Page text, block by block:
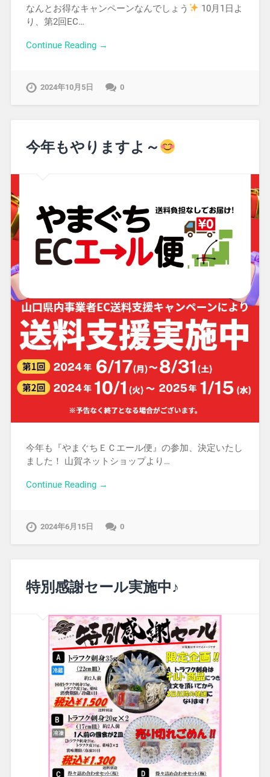
なんとお得なキャンペーンなんでしょう
10月1日よ
り、第2回EC…
Continue Reading →
2024年10月5日 0
今年もやりますよ～
今年も『やまぐちＥＣエール便』の参加、決定いたし
ました！ 山賀ネットショップより…
Continue Reading →
2024年6月15日 0
特別感謝セール実施中♪